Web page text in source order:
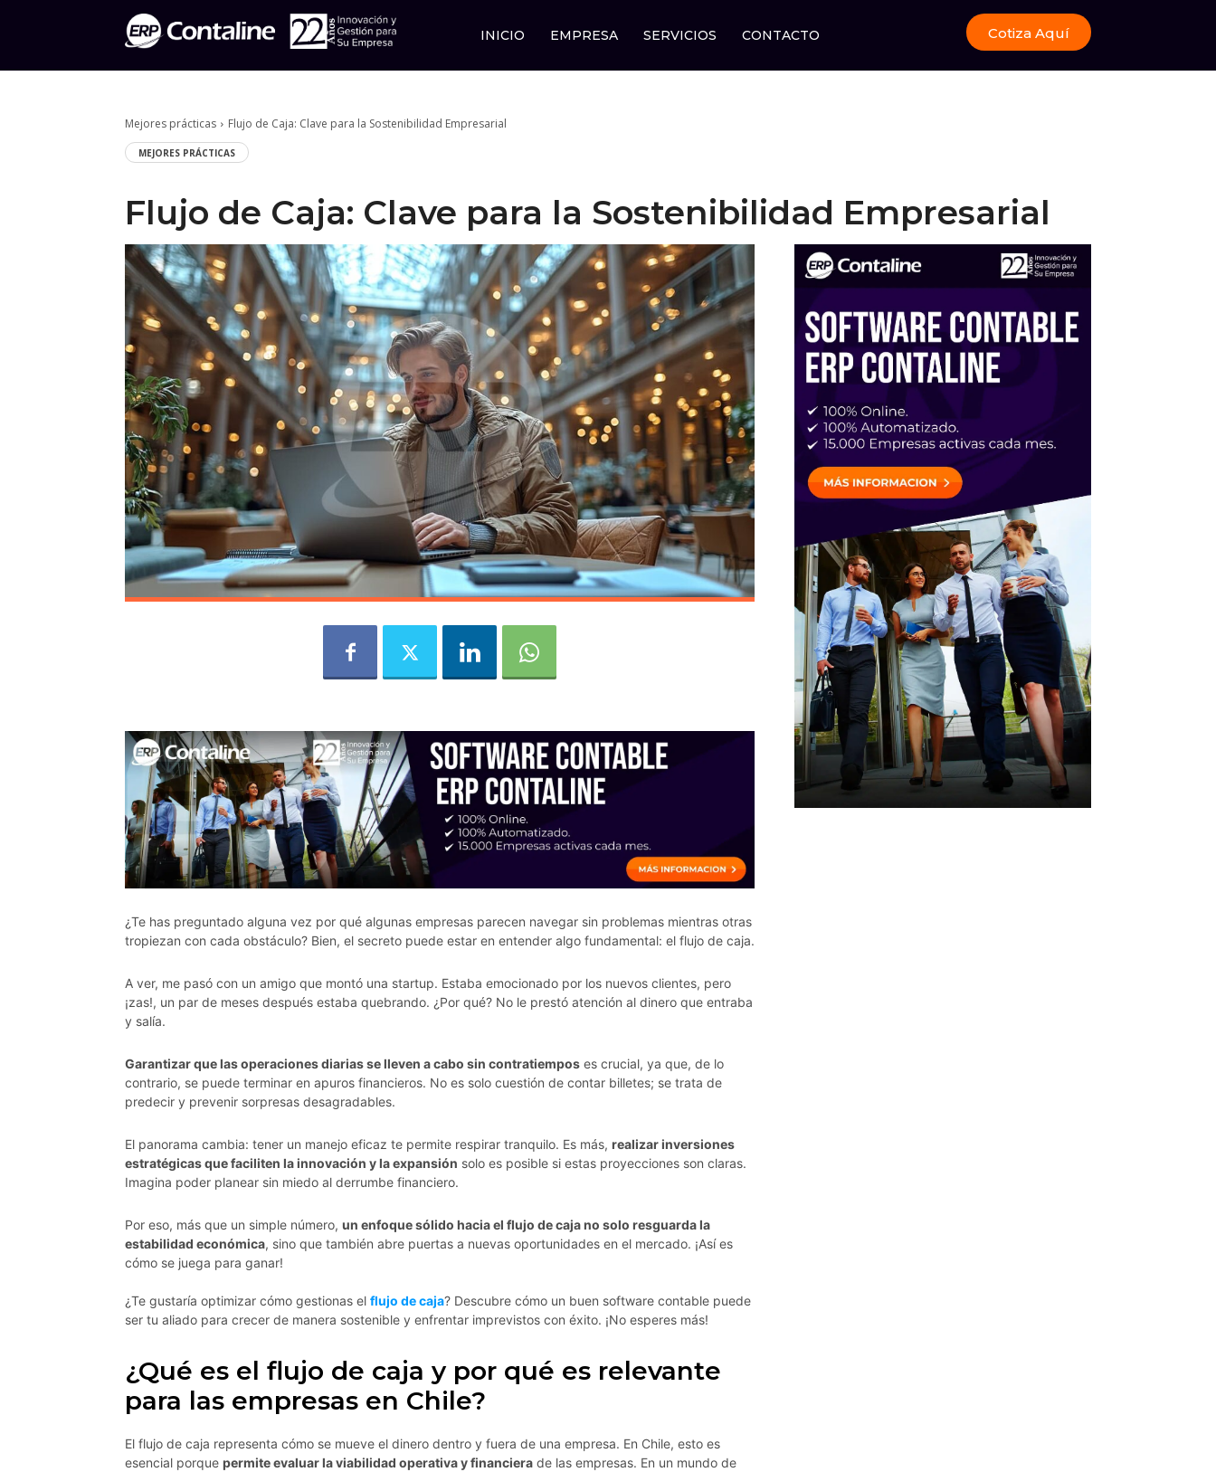
INICIO EMPRESA SERVICIOS CONTACTO Cotiza Aquí
Mejores prácticas Flujo de Caja: Clave para la Sostenibilidad Empresarial
MEJORES PRÁCTICAS
Flujo de Caja: Clave para la Sostenibilidad Empresarial
¿Te has preguntado alguna vez por qué algunas empresas parecen navegar sin problemas mientras otras
tropiezan con cada obstáculo? Bien, el secreto puede estar en entender algo fundamental: el flujo de caja.
A ver, me pasó con un amigo que montó una startup. Estaba emocionado por los nuevos clientes, pero
¡zas!, un par de meses después estaba quebrando. ¿Por qué? No le prestó atención al dinero que entraba
y salía.
Garantizar que las operaciones diarias se lleven a cabo sin contratiempos es crucial, ya que, de lo
contrario, se puede terminar en apuros financieros. No es solo cuestión de contar billetes; se trata de
predecir y prevenir sorpresas desagradables.
El panorama cambia: tener un manejo eficaz te permite respirar tranquilo. Es más, realizar inversiones
estratégicas que faciliten la innovación y la expansión solo es posible si estas proyecciones son claras.
Imagina poder planear sin miedo al derrumbe financiero.
Por eso, más que un simple número, un enfoque sólido hacia el flujo de caja no solo resguarda la
estabilidad económica, sino que también abre puertas a nuevas oportunidades en el mercado. ¡Así es
cómo se juega para ganar!
¿Te gustaría optimizar cómo gestionas el flujo de caja? Descubre cómo un buen software contable puede
ser tu aliado para crecer de manera sostenible y enfrentar imprevistos con éxito. ¡No esperes más!
¿Qué es el flujo de caja y por qué es relevante
para las empresas en Chile?
El flujo de caja representa cómo se mueve el dinero dentro y fuera de una empresa. En Chile, esto es
esencial porque permite evaluar la viabilidad operativa y financiera de las empresas. En un mundo de